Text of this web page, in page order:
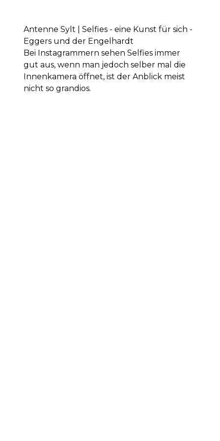
Antenne Sylt | Selfies - eine Kunst für sich -
Eggers und der Engelhardt
Bei Instagrammern sehen Selfies immer
gut aus, wenn man jedoch selber mal die
Innenkamera öffnet, ist der Anblick meist
nicht so grandios.